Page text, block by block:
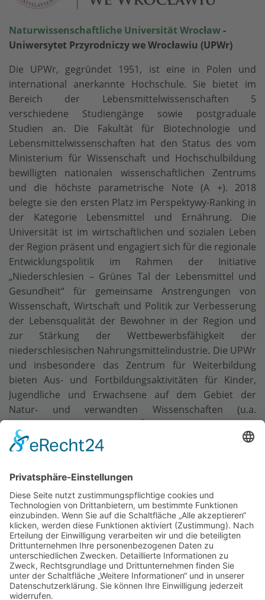
Natur­wissen­schaftliche UniversitätWrocław-
Uniwersytet Przyrodniczy we Wrocławiu (UPWr)
Die UPWr, gegründet 1951, ist eine in Polen und
international anerkannte Hochschule. Sie bietet im
Bereich der Lebensmittel­wissenschaften 5
verschiedene Studiengänge sowie postgraduale
Studien an. Die Fakultät für Biotechnologie und
Lebensmittel­wissenschaften hat den Status des vom
Ministerium für Wissenschaft und Hochschulbildung
bewilligten nationalen wissenschaftlichen Zentrums
und die höchste parametrische Note (A +). 2018
belegte sie den ersten Platz im Perspektywy-Ranking in
der Kategorie Lebensmittel und Ernährung. Die
Universität ist im wirtschaftlichen und sozialen Leben
der Region präsent und engagiert sich für die regionale
Entwicklungspolitik im Rahmen der Initiative
„Niederschlesien – Grünes Tal der Lebensmittel und
Gesundheit“ für gemeinsame Anstrengungen von
Wissenschaft, Wirtschaft und Politik zur Verbesserung
der Lebensqualität der Bewohner in der Region und
zur Stärkung der Wettbewerbsfähigkeit der
niederschlesischen Nahrungsmittelindustrie. Die UPWr
und insbesondere das Zentrum für Weiterbildung
bieten Aus- und Fortbildungsaktivitäten für Kinder,
Jugendliche und Erwachsene auf dem Gebiet der
Natur- und verwandten Wissenschaften (u.a.
Ernährung, Umweltschutz, Ökologie) an. Die UPWr
pflegt langjährige Kontakte ins Ausland und verfügt
über Erfahrungen in der Umsetzung von Projekten mit
Suchbegriff